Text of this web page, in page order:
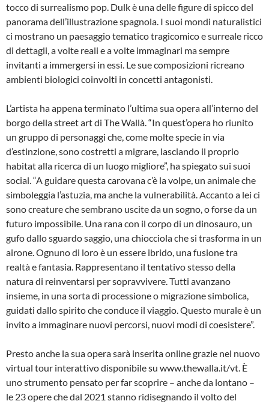
tocco di surrealismo pop. Dulk è una delle figure di spicco del
panorama dell’illustrazione spagnola. I suoi mondi naturalistici
ci mostrano un paesaggio tematico tragicomico e surreale ricco
di dettagli, a volte reali e a volte immaginari ma sempre
invitanti a immergersi in essi. Le sue composizioni ricreano
ambienti biologici coinvolti in concetti antagonisti.
L’artista ha appena terminato l’ultima sua opera all’interno del
borgo della street art di The Wallà. “In quest’opera ho riunito
un gruppo di personaggi che, come molte specie in via
d’estinzione, sono costretti a migrare, lasciando il proprio
habitat alla ricerca di un luogo migliore”, ha spiegato sui suoi
social. “A guidare questa carovana c’è la volpe, un animale che
simboleggia l’astuzia, ma anche la vulnerabilità. Accanto a lei ci
sono creature che sembrano uscite da un sogno, o forse da un
futuro impossibile. Una rana con il corpo di un dinosauro, un
gufo dallo sguardo saggio, una chiocciola che si trasforma in un
airone. Ognuno di loro è un essere ibrido, una fusione tra
realtà e fantasia. Rappresentano il tentativo stesso della
natura di reinventarsi per sopravvivere. Tutti avanzano
insieme, in una sorta di processione o migrazione simbolica,
guidati dallo spirito che conduce il viaggio. Questo murale è un
invito a immaginare nuovi percorsi, nuovi modi di coesistere”.
Presto anche la sua opera sarà inserita online grazie nel nuovo
virtual tour interattivo disponibile su www.thewalla.it/vt. È
uno strumento pensato per far scoprire – anche da lontano –
le 23 opere che dal 2021 stanno ridisegnando il volto del